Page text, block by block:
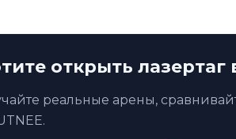
открыть лазертаг
реальные арены,